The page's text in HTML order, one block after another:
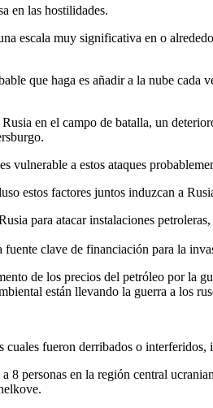
en las hostilidades.
escala muy significativa en o
que haga es añadir a la nube
en el campo de batalla, un
vulnerable a estos ataques
estos factores juntos induzcan a
para atacar instalaciones
fuente clave de financiación para la
de los precios del petróleo por la
están llevando la guerra a los
fueron derribados o interferidos,
8 personas en la región central